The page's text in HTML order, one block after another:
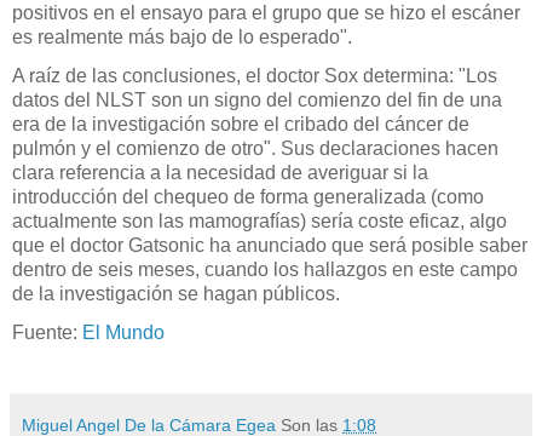
positivos en el ensayo para el grupo que se hizo el escáner
es realmente más bajo de lo esperado".
A raíz de las conclusiones, el doctor Sox determina: "Los
datos del NLST son un signo del comienzo del fin de una
era de la investigación sobre el cribado del cáncer de
pulmón y el comienzo de otro". Sus declaraciones hacen
clara referencia a la necesidad de averiguar si la
introducción del chequeo de forma generalizada (como
actualmente son las mamografías) sería coste eficaz, algo
que el doctor Gatsonic ha anunciado que será posible saber
dentro de seis meses, cuando los hallazgos en este campo
de la investigación se hagan públicos.
Fuente: El Mundo
Miguel Angel De la Cámara Egea Son las 1:08